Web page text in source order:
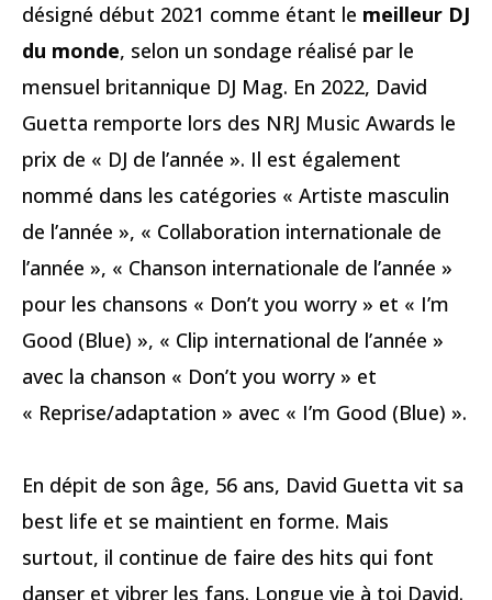
désigné début 2021 comme étant le meilleur DJ
du monde, selon un sondage réalisé par le
mensuel britannique DJ Mag. En 2022, David
Guetta remporte lors des NRJ Music Awards le
prix de « DJ de l’année ». Il est également
nommé dans les catégories « Artiste masculin
de l’année », « Collaboration internationale de
l’année », « Chanson internationale de l’année »
pour les chansons « Don’t you worry » et « I’m
Good (Blue) », « Clip international de l’année »
avec la chanson « Don’t you worry » et
« Reprise/adaptation » avec « I’m Good (Blue) ».
En dépit de son âge, 56 ans, David Guetta vit sa
best life et se maintient en forme. Mais
surtout, il continue de faire des hits qui font
danser et vibrer les fans. Longue vie à toi David.